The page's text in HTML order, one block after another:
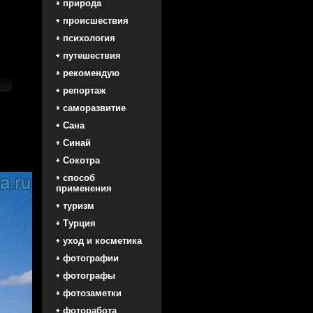
природа
происшествия
психология
путешествия
рекомендую
репортаж
саморазвитие
Сана
Синай
Сокотра
способ
применения
туризм
Турция
уход и косметика
фотографии
фотографы
фотозаметки
фоторабота